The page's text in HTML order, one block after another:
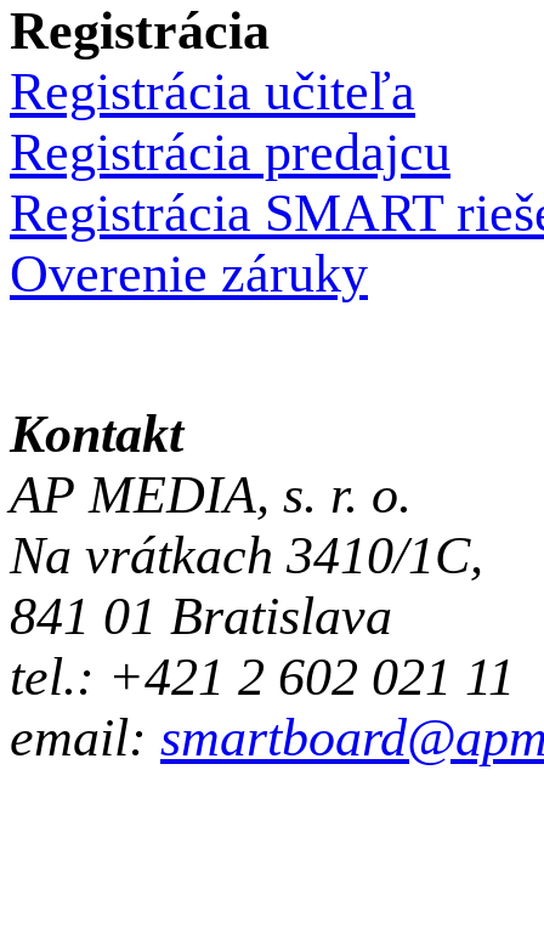
Registrácia
Registrácia učiteľa
Registrácia predajcu
Registrácia SMART
Overenie záruky
Kontakt
AP MEDIA, s. r. o.
Na vrátkach 3410/1C,
841 01 Bratislava
tel.: +421 2 602 021 11
email: